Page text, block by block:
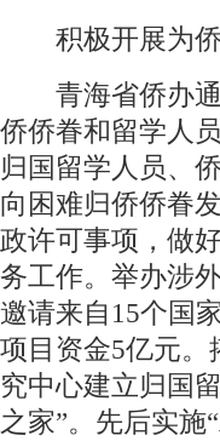
积极开展为侨
青海省侨办通
侨侨眷和留学人
归国留学人员、
向困难归侨侨眷
政许可事项，做
务工作。举办涉
邀请来自15个国
项目资金5亿元
究中心建立归国
之家”。先后实施